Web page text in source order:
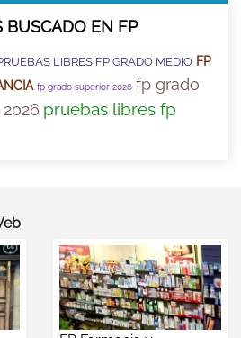
BUSCADO EN FP
LIBRES FP GRADO MEDIO FP
fp grado superior 2026 fp grado
pruebas libres fp